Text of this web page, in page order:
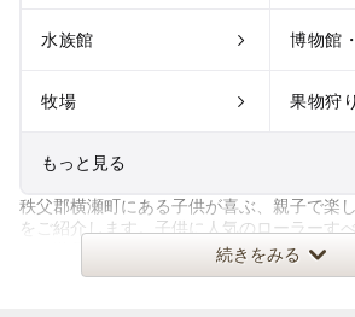
水族館 博物館
牧場 果物狩
もっと見る
室内遊び場 遊園地
テーマパーク 動物園
秩父郡横瀬町にある子供が喜ぶ、親子で楽
をご紹介します。子供に人気のローラーす
ョン遊具などの遊具や、じゃぶ続きをみる